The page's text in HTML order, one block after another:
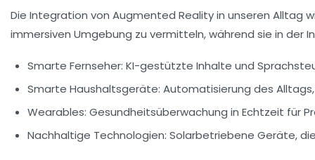
Die Integration von Augmented Realityin unseren Alltag
immersiven Umgebung zu vermitteln, während sie in der
Smarte Fernseher: KI-gestützte Inhalte und
Smarte Haushaltsgeräte: Automatisierung des
Wearables: Gesundheitsüberwachung in Echtzeit für
Nachhaltige Technologien: Solarbetriebene Geräte,